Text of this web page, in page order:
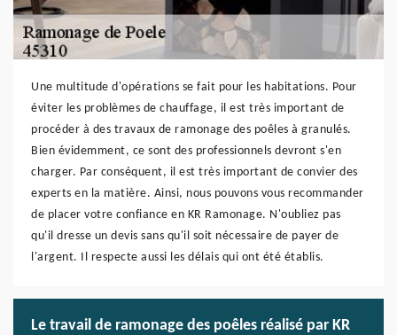
Une multitude d'opérations se fait pour les habitations. Pour
éviter les problèmes de chauffage, il est très important de
procéder à des travaux de ramonage des poêles à granulés.
Bien évidemment, ce sont des professionnels devront s'en
charger. Par conséquent, il est très important de convier des
experts en la matière. Ainsi, nous pouvons vous recommander
de placer votre confiance en KR Ramonage. N'oubliez pas
qu'il dresse un devis sans qu'il soit nécessaire de payer de
l'argent. Il respecte aussi les délais qui ont été établis.
Le travail de ramonage des poêles réalisé par KR